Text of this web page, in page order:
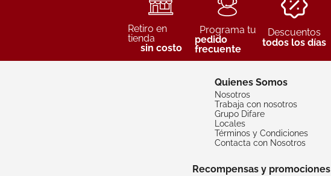
Retiro en
tienda
sin costo
Programa tu
pedido
frecuente
Descuentos
todos los días
Quienes Somos
Nosotros
Trabaja con nosotros
Grupo Difare
Locales
Términos y Condiciones
Contacta con Nosotros
Recompensas y promociones